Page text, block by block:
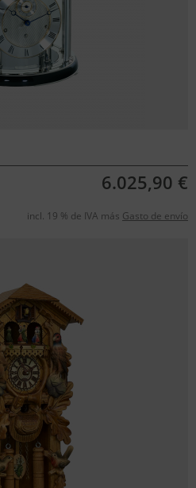
6.025,90 €
incl. 19 % de IVA más Gasto de envío